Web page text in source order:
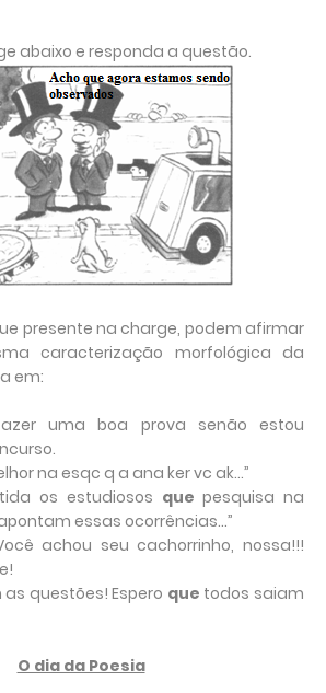
abaixo e responda a questão.
presente na charge, podem afirmar
caracterização morfológica da
em:
uma boa prova senão estou
na esqc q a ana ker vc ak...”
os estudiosos que pesquisa na
essas ocorrências...”
achou seu cachorrinho, nossa!!!
questões! Espero que todos saiam
O dia da Poesia